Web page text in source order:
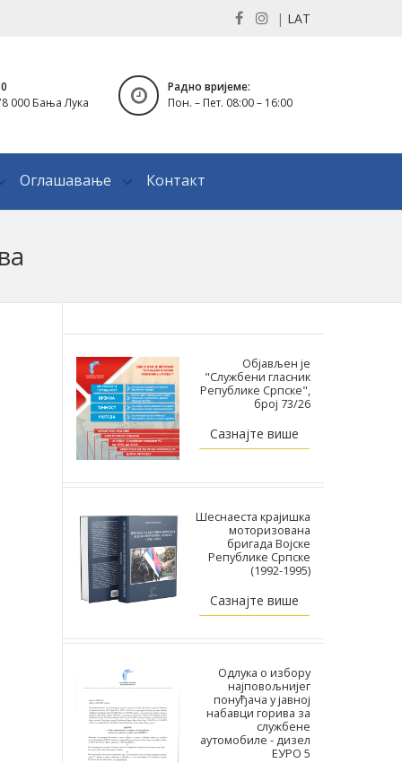
| LAT
000 Бања Лука
Радно вријеме:
Пон. – Пет. 08:00 – 16:00
Оглашавање Контакт
Објављен је
"Службени гласник
Републике Српске",
број 73/26
Сазнајте више
Шеснаеста крајишка
моторизована
бригада Војске
Републике Српске
(1992-1995)
Сазнајте више
Одлука о избору
најповољнијег
понуђача у јавној
набавци горива за
службене
аутомобиле - дизел
ЕУРО 5